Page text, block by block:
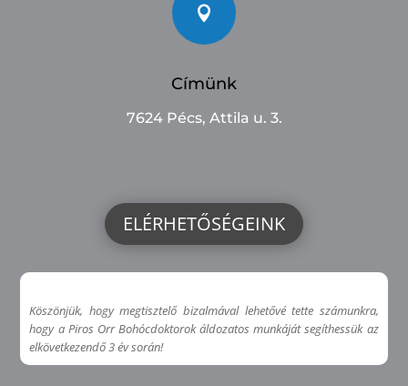

Címünk
7624 Pécs, Attila u. 3.
ELÉRHETŐSÉGEINK
Köszönjük, hogy megtisztelő bizalmával lehetővé tette számunkra,
hogy a Piros Orr Bohócdoktorok áldozatos munkáját segíthessük az
elkövetkezendő 3 év során!